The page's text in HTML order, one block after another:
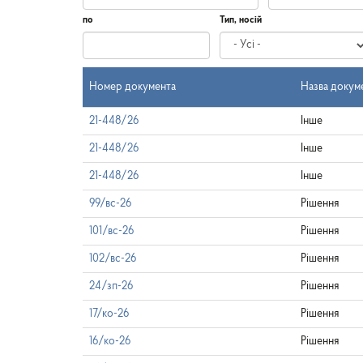
по
Дата
по
Тип, носій
Номер документа Назва
21-448/26 Інше
21-448/26 Інше
21-448/26 Інше
99/вс-26 Рішення
101/вс-26 Рішення
102/вс-26 Рішення
24/зп-26 Рішення
17/ко-26 Рішення
16/ко-26 Рішення